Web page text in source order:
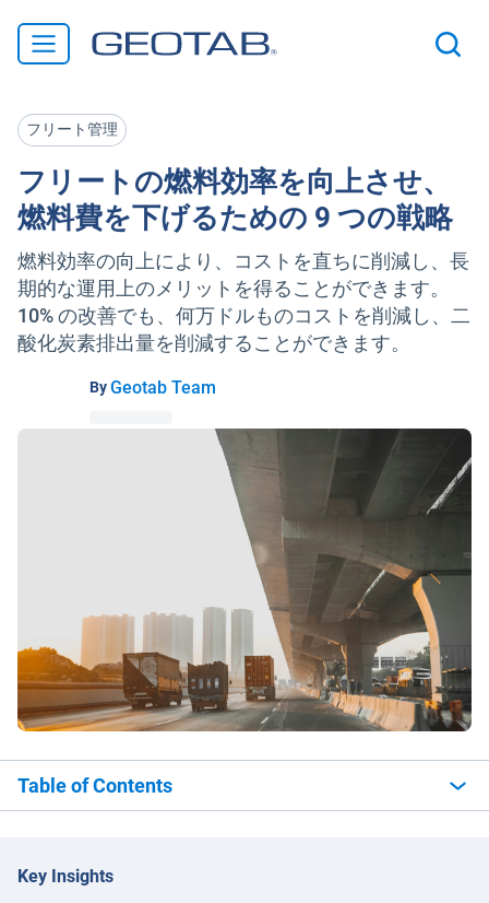
フリート管理
フリートの燃料効率を向上させ、
燃料費を下げるための 9 つの戦略
燃料効率の向上により、コストを直ちに削減し、長
期的な運用上のメリットを得ることができます。
10% の改善でも、何万ドルものコストを削減し、二
酸化炭素排出量を削減することができます。
ByGeotab Team
Table of Contents
Key Insights